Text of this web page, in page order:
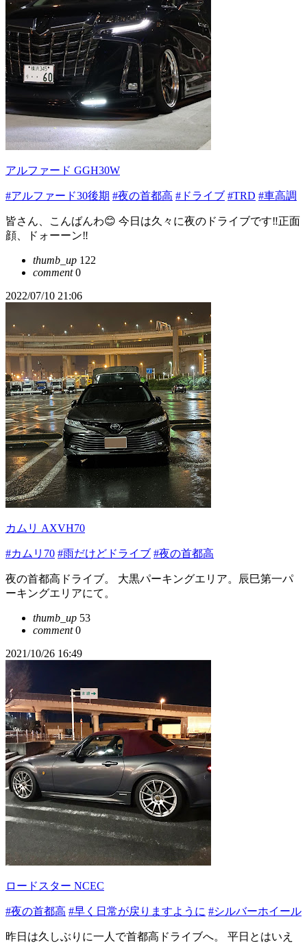
アルファード GGH30W
#アルファード30後期 #夜の首都高 #ドライブ #TRD #車高調
皆さん、こんばんわ😊 今日は久々に夜のドライブです‼️正面
顔、ドォーーン‼️
thumb_up 122
comment0
2022/07/10 21:06
カムリ AXVH70
#カムリ70 #雨だけどドライブ #夜の首都高
夜の首都高ドライブ。 大黒パーキングエリア。辰巳第一パ
ーキングエリアにて。
thumb_up 53
comment0
2021/10/26 16:49
ロードスター NCEC
#夜の首都高 #早く日常が戻りますように #シルバーホイール
昨日は久しぶりに一人で首都高ドライブへ。 平日とはいえ